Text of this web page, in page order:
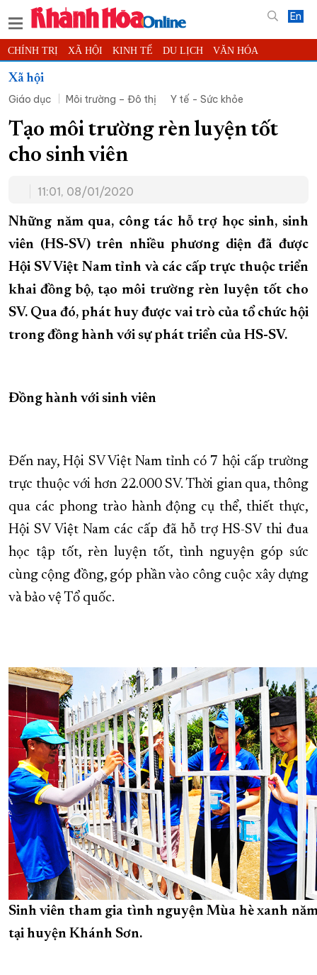
En
CHÍNH TRỊ XÃ HỘI KINH TẾ DU LỊCH VĂN HÓA
THỂ THAO
KHOA HỌC - CÔNG NGHỆ PHÁP LUẬT BẠN ĐỌC
THẾ GIỚI MULTIMEDIA VIDEO ĐỌC BÁO ONLINE
PODCAST THÔNG TIN - QUẢNG CÁO
TRƯỜNG SA BIỂN ĐẢO QUÊ HƯƠNG
CHUNG TAY CẢI CÁCH HÀNH CHÍNH
XÂY DỰNG NÔNG THÔN MỚI LỊCH CẮT ĐIỆN
TÀU - XE - MÁY BAY
KỶ NIỆM 370 NĂM XÂY DỰNG VÀ PHÁT TRIỂN TỈNH KHÁNH HÒA
KHOẢNH KHẮC ĐẸP XỨ TRẦM
XÂY DỰNG KHÁNH HÒA TRỞ THÀNH THÀNH PHỐ TRỰC THUỘC
Xã hội
Giáo dục
Môi trường – Đô thị Y tế - Sức khỏe
Tạo môi trường rèn luyện tốt
cho sinh viên
11:01, 08/01/2020
Những năm qua, công tác hỗ trợ học sinh, sinh
viên (HS-SV) trên nhiều phương diện đã được
Hội SV Việt Nam tỉnh và các cấp trực thuộc triển
khai đồng bộ, tạo môi trường rèn luyện tốt cho
SV. Qua đó, phát huy được vai trò của tổ chức hội
trong đồng hành với sự phát triển của HS-SV.
Đồng hành với sinh viên
Đến nay, Hội SV Việt Nam tỉnh có 7 hội cấp trường
trực thuộc với hơn 22.000 SV. Thời gian qua, thông
qua các phong trào hành động cụ thể, thiết thực,
Hội SV Việt Nam các cấp đã hỗ trợ HS-SV thi đua
học tập tốt, rèn luyện tốt, tình nguyện góp sức
cùng cộng đồng, góp phần vào công cuộc xây dựng
và bảo vệ Tổ quốc.
Sinh viên tham gia tình nguyện Mùa hè xanh
tại huyện Khánh Sơn.